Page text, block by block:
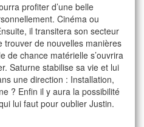
profiter d’une belle
Cinéma ou
il transitera son secteur
trouver de nouvelles manières
de chance matérielle s’ouvrira
Saturne stabilise sa vie et lui
une direction : Installation,
? Enfin il y aura la possibilité
lui faut pour oublier Justin.